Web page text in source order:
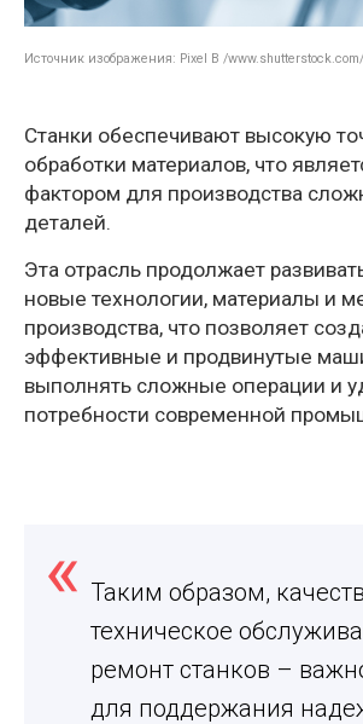
Источник изображения: Pixel B /
Станки обеспечивают высокую
обработки материалов, что
фактором для производства
деталей.
Эта отрасль продолжает
новые технологии, материалы и
производства, что позволяет
эффективные и продвинутые
выполнять сложные операции и
потребности современной
Таким образом,
техническое
ремонт станков –
для поддержания